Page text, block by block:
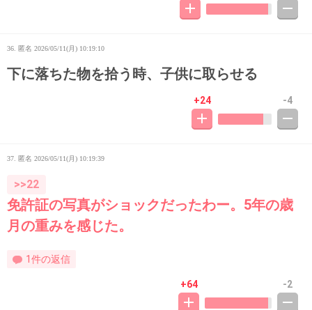
36. 匿名 2026/05/11(月) 10:19:10
下に落ちた物を拾う時、子供に取らせる
+24 -4
37. 匿名 2026/05/11(月) 10:19:39
>>22
免許証の写真がショックだったわー。5年の歳
月の重みを感じた。
1件の返信
+64 -2